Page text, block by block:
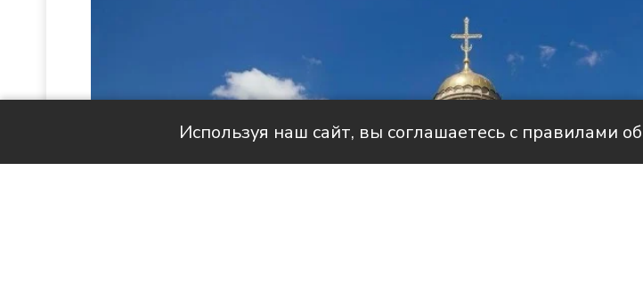
Используя наш сайт, вы соглашаетесь с правилами